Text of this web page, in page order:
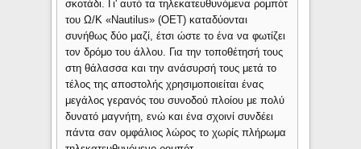
σκοτάδι. Γι' αυτό τα τηλεκατευθυνόμενα ρομπότ
του Ω/Κ «Nautilus» (OET) καταδύονται
συνήθως δύο μαζί, έτσι ώστε το ένα να φωτίζει
τον δρόμο του άλλου. Για την τοποθέτησή τους
στη θάλασσα και την ανάσυρσή τους μετά το
τέλος της αποστολής χρησιμοποιείται ένας
μεγάλος γερανός του συνοδού πλοίου με πολύ
δυνατό μαγνήτη, ενώ και ένα σχοινί συνδέει
πάντα σαν ομφάλιος λώρος το χωρίς πλήρωμα